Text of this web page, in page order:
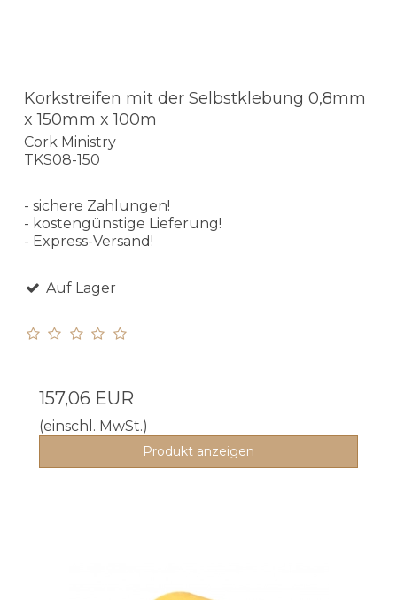
Korkstreifen mit der Selbstklebung 0,8mm
x 150mm x 100m
Cork Ministry
TKS08-150
- sichere Zahlungen!
- kostengünstige Lieferung!
- Express-Versand!
Auf Lager
157,06 EUR
(einschl. MwSt.)
Produkt anzeigen